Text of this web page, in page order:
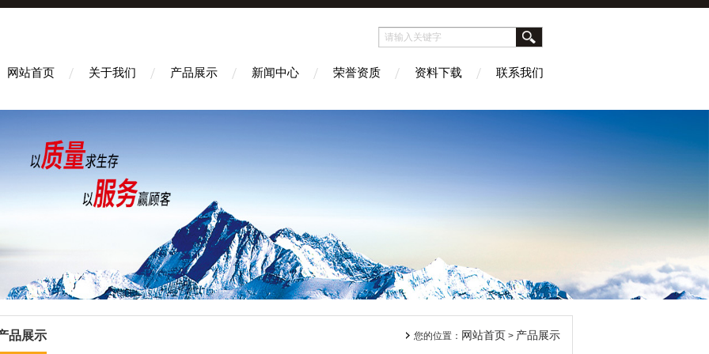
网站首页 关于我们 产品展示 新闻中心 荣誉资质 资料下载 联系我们
品展示 您的位置： 网站首页 > 产品展示